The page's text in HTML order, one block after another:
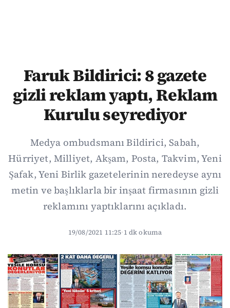
Faruk Bildirici: 8 gazete
gizli reklam yaptı, Reklam
Kurulu seyrediyor
Medya ombudsmanı Bildirici, Sabah,
Hürriyet, Milliyet, Akşam, Posta, Takvim, Yeni
Şafak, Yeni Birlik gazetelerinin neredeyse aynı
metin ve başlıklarla bir inşaat firmasının gizli
reklamını yaptıklarını açıkladı.
19/08/2021 11:25·1 dk okuma